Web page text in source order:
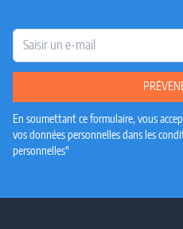
E-mail
En soumettant ce formulaire, vous
vos données personnelles dans les
personnelles"